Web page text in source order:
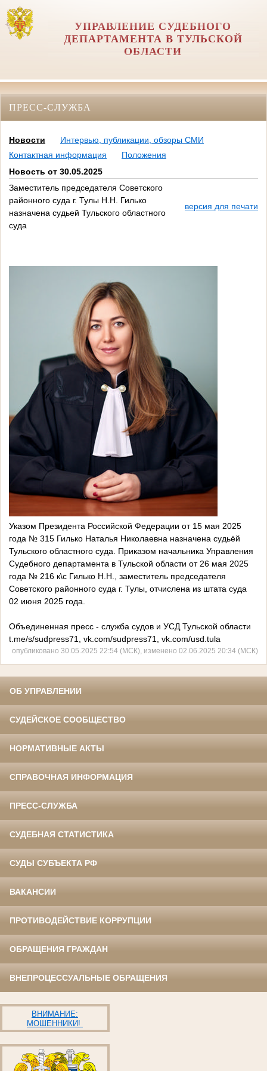
УПРАВЛЕНИЕ СУДЕБНОГО
ДЕПАРТАМЕНТА В ТУЛЬСКОЙ
ОБЛАСТИ
ПРЕСС-СЛУЖБА
Новости
Интервью, публикации, обзоры СМИ
Контактная информация
Положения
Новость от 30.05.2025
Заместитель председателя Советского
районного суда г. Тулы Н.Н. Гилько
назначена судьей Тульского областного
суда
версия для печати
Указом Президента Российской Федерации от 15 мая 2025
года № 315 Гилько Наталья Николаевна назначена судьёй
Тульского областного суда. Приказом начальника Управления
Судебного департамента в Тульской области от 26 мая 2025
года № 216 к\с Гилько Н.Н., заместитель председателя
Советского районного суда г. Тулы, отчислена из штата суда
02 июня 2025 года.
Объединенная пресс - служба судов и УСД Тульской области
t.me/s/sudpress71, vk.com/sudpress71, vk.com/usd.tula
опубликовано 30.05.2025 22:54 (МСК), изменено 02.06.2025 20:34 (МСК)
ОБ УПРАВЛЕНИИ
СУДЕЙСКОЕ СООБЩЕСТВО
НОРМАТИВНЫЕ АКТЫ
СПРАВОЧНАЯ ИНФОРМАЦИЯ
ПРЕСС-СЛУЖБА
СУДЕБНАЯ СТАТИСТИКА
СУДЫ СУБЪЕКТА РФ
ВАКАНСИИ
ПРОТИВОДЕЙСТВИЕ КОРРУПЦИИ
ОБРАЩЕНИЯ ГРАЖДАН
ВНЕПРОЦЕССУАЛЬНЫЕ ОБРАЩЕНИЯ
ВНИМАНИЕ:
МОШЕННИКИ!